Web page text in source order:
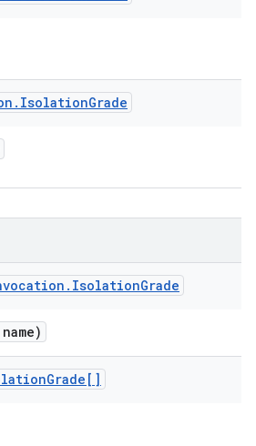
. IsolationGrade
. IsolationGrade
Grade[]